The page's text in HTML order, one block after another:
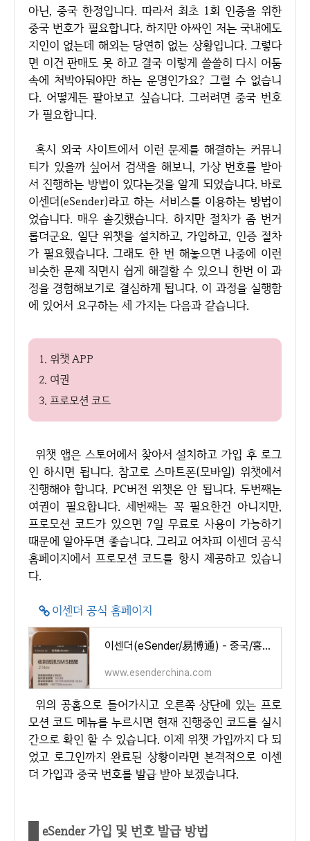
아닌, 중국 한정입니다. 따라서 최초 1회 인증을 위한
중국 번호가 필요합니다. 하지만 아싸인 저는 국내에도
지인이 없는데 해외는 당연히 없는 상황입니다. 그렇다
면 이건 판매도 못 하고 결국 이렇게 쓸쓸히 다시 어둠
속에 처박아둬야만 하는 운명인가요? 그럴 수 없습니
다. 어떻게든 팔아보고 싶습니다. 그러려면 중국 번호
가 필요합니다.
혹시 외국 사이트에서 이런 문제를 해결하는 커뮤니
티가 있을까 싶어서 검색을 해보니, 가상 번호를 받아
서 진행하는 방법이 있다는것을 알게 되었습니다. 바로
이센더(eSender)라고 하는 서비스를 이용하는 방법이
었습니다. 매우 솔깃했습니다. 하지만 절차가 좀 번거
롭더군요. 일단 위챗을 설치하고, 가입하고, 인증 절차
가 필요했습니다. 그래도 한 번 해놓으면 나중에 이런
비슷한 문제 직면시 쉽게 해결할 수 있으니 한번 이 과
정을 경험해보기로 결심하게 됩니다. 이 과정을 실행함
에 있어서 요구하는 세 가지는 다음과 같습니다.
1. 위챗 APP
2. 여권
3. 프로모션 코드
위챗 앱은 스토어에서 찾아서 설치하고 가입 후 로그
인 하시면 됩니다. 참고로 스마트폰(모바일) 위챗에서
진행해야 합니다. PC버전 위챗은 안 됩니다. 두번째는
여권이 필요합니다. 세번째는 꼭 필요한건 아니지만,
프로모션 코드가 있으면 7일 무료로 사용이 가능하기
때문에 알아두면 좋습니다. 그리고 어차피 이센더 공식
홈페이지에서 프로모션 코드를 항시 제공하고 있습니
다.
이센더 공식 홈페이지
이센더(eSender/易博通) - 중국/홍콩 가상 전화 번호 간편 생성 서비스
www.esenderchina.com
위의 공홈으로 들어가시고 오른쪽 상단에 있는 프로
모션 코드 메뉴를 누르시면 현재 진행중인 코드를 실시
간으로 확인 할 수 있습니다. 이제 위챗 가입까지 다 되
었고 로그인까지 완료된 상황이라면 본격적으로 이센
더 가입과 중국 번호를 발급 받아 보겠습니다.
eSender 가입 및 번호 발급 방법